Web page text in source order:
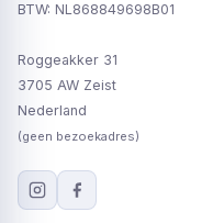
BTW: NL868849698B01
Roggeakker 31
3705 AW Zeist
Nederland
(geen bezoekadres)